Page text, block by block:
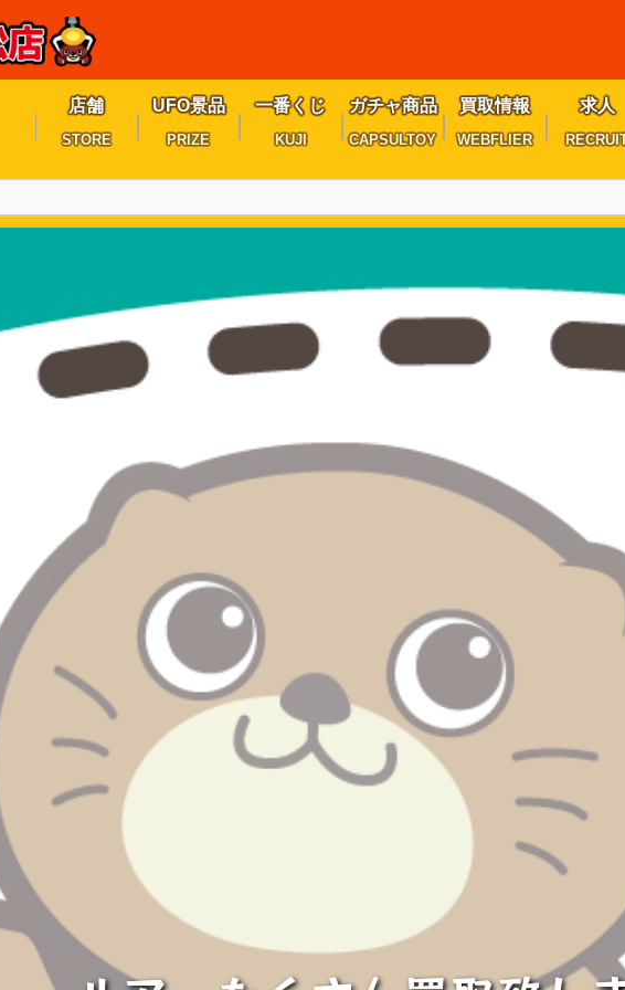
店舗
STORE
UFO景品
PRIZE
一番くじ
KUJI
ガチャ商品
CAPSULTOY
買取情報
WEBFLIER
求人